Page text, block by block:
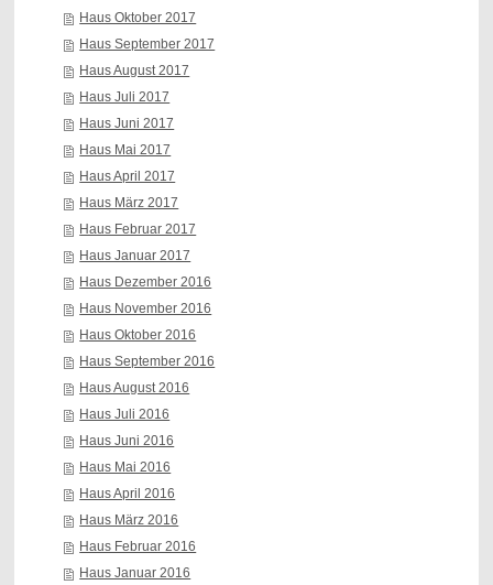
Haus Oktober 2017
Haus September 2017
Haus August 2017
Haus Juli 2017
Haus Juni 2017
Haus Mai 2017
Haus April 2017
Haus März 2017
Haus Februar 2017
Haus Januar 2017
Haus Dezember 2016
Haus November 2016
Haus Oktober 2016
Haus September 2016
Haus August 2016
Haus Juli 2016
Haus Juni 2016
Haus Mai 2016
Haus April 2016
Haus März 2016
Haus Februar 2016
Haus Januar 2016